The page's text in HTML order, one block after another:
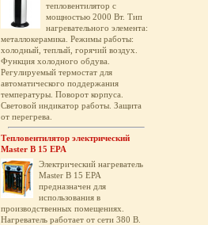
тепловентилятор с
мощностью 2000 Вт. Тип
нагревательного элемента:
металлокерамика. Режимы работы:
холодный, теплый, горячий воздух.
Функция холодного обдува.
Регулируемый термостат для
автоматического поддержания
температуры. Поворот корпуса.
Световой индикатор работы. Защита
от перегрева.
Тепловентилятор электрический
Master B 15 EPA
Электрический нагреватель
Master B 15 EPA
предназначен для
использования в
производственных помещениях.
Нагреватель работает от сети 380 В.